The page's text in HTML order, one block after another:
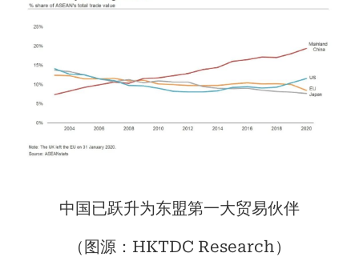
中国已跃升为东盟第一大贸易伙伴
（图源：HKTDC Research）